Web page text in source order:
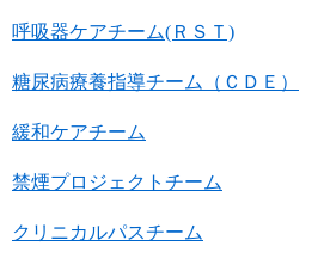
呼吸器ケアチーム(ＲＳＴ)
糖尿病療養指導チーム（ＣＤＥ）
緩和ケアチーム
禁煙プロジェクトチーム
クリニカルパスチーム